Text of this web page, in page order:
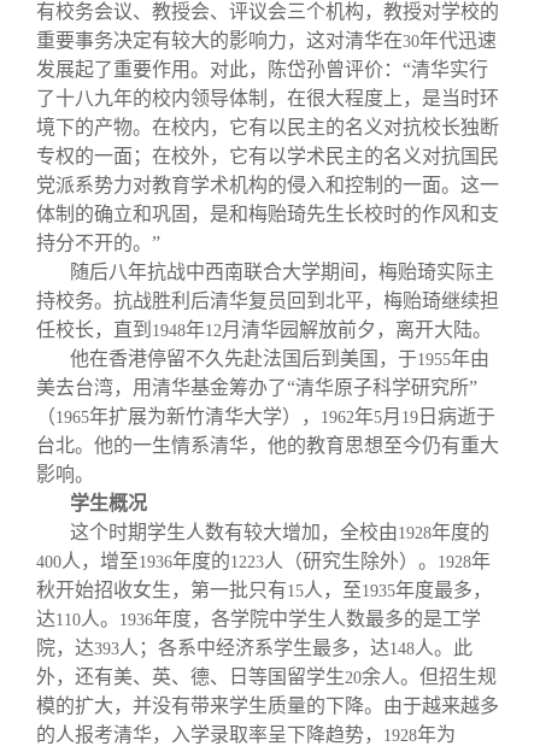
有校务会议、教授会、评议会三个机构，教授对学校的
重要事务决定有较大的影响力，这对清华在30年代迅速
发展起了重要作用。对此，陈岱孙曾评价：“清华实行
了十八九年的校内领导体制，在很大程度上，是当时环
境下的产物。在校内，它有以民主的名义对抗校长独断
专权的一面；在校外，它有以学术民主的名义对抗国民
党派系势力对教育学术机构的侵入和控制的一面。这一
体制的确立和巩固，是和梅贻琦先生长校时的作风和支
持分不开的。”
随后八年抗战中西南联合大学期间，梅贻琦实际主
持校务。抗战胜利后清华复员回到北平，梅贻琦继续担
任校长，直到 1948年12月清华园解放前夕，离开大陆。
他在香港停留不久先赴法国后到美国，于1955年由
美去台湾，用清华基金筹办了“清华原子科学研究所”
（1965年扩展为新竹清华大学）， 1962年5月 19 日病逝于
台北。他的一生情系清华，他的教育思想至今仍有重大
影响。
学生概况
这个时期学生人数有较大增加，全校由1928年度的
400人，增至1936年度的1223人（研究生除外）。 1928年
秋开始招收女生，第一批只有15人，至1935年度最多，
达110人。 1936年度，各学院中学生人数最多的是工学
院，达393人；各系中经济系学生最多，达148人。此
外，还有美、英、德、日等国留学生20余人。但招生规
模的扩大，并没有带来学生质量的下降。由于越来越多
的人报考清华，入学录取率呈下降趋势，
1928年为